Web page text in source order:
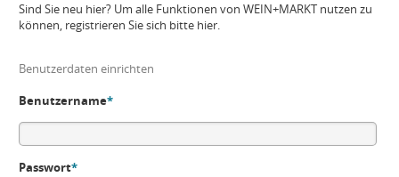
Sind Sie neu hier? Um alle Funktionen von WEIN+MARKT nutzen zu
können, registrieren Sie sich bitte hier.
Benutzerdaten einrichten
Benutzername*
Passwort*